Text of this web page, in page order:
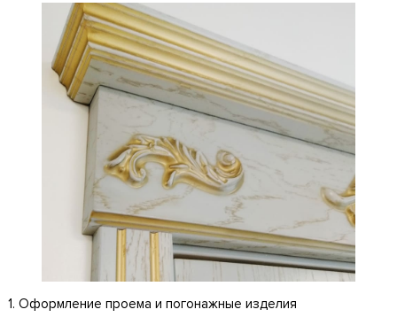
1. Оформление проема и погонажные изделия